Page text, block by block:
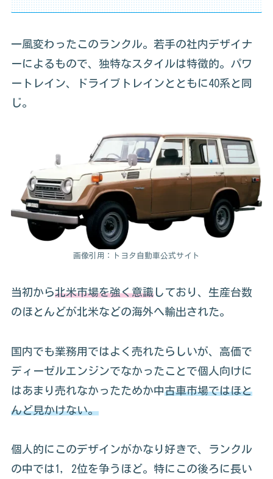
一風変わったこのランクル。若手の社内デザイナ
ーによるもので、独特なスタイルは特徴的。パワ
ートレイン、ドライブトレインとともに40系と同
じ。
画像引用：トヨタ自動車公式サイト
当初から北米市場を強く意識しており、生産台数
のほとんどが北米などの海外へ輸出された。
国内でも業務用ではよく売れたらしいが、高価で
ディーゼルエンジンでなかったことで個人向けに
はあまり売れなかったためか中古車市場ではほと
んど見かけない。
個人的にこのデザインがかなり好きで、ランクル
の中では1，2位を争うほど。特にこの後ろに長い